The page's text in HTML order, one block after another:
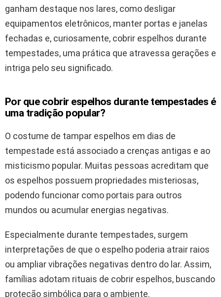
ganham destaque nos lares, como desligar
equipamentos eletrônicos, manter portas e janelas
fechadas e, curiosamente, cobrir espelhos durante
tempestades, uma prática que atravessa gerações e
intriga pelo seu significado.
Por que cobrir espelhos durante tempestades é
uma tradição popular?
O costume de tampar espelhos em dias de
tempestade está associado a crenças antigas e ao
misticismo popular. Muitas pessoas acreditam que
os espelhos possuem propriedades misteriosas,
podendo funcionar como portais para outros
mundos ou acumular energias negativas.
Especialmente durante tempestades, surgem
interpretações de que o espelho poderia atrair raios
ou ampliar vibrações negativas dentro do lar. Assim,
famílias adotam rituais de cobrir espelhos, buscando
proteção simbólica para o ambiente.